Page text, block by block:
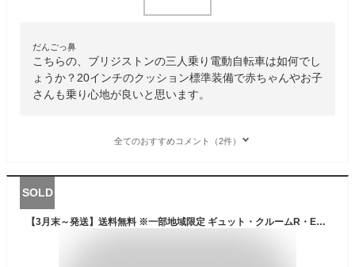
だんごっ鼻
こちらの、ブリジストンの三人乗り電動自転車は如何でし
ょうか？20インチのクッション標準装備で赤ちゃんやお子
さんも乗り心地が良いと思います。
全てのおすすめコメント（2件）
SOLD
【3月末～発送】送料無料 ※一部地域限定 ギュット・クルームR・EX・20 BE-FRE033 2024年モデル 3人乗りセット パナソニック 20インチ 16Ah GYUTTO ギュットクルームR EX 電動アシスト自転車 電動自転車 子乗せ自転車 子ども乗せ 防犯登録無料